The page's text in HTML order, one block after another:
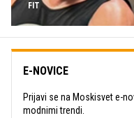
FIT
E-NOVICE
Prijavi se na Moskisvet e-
modnimi trendi.